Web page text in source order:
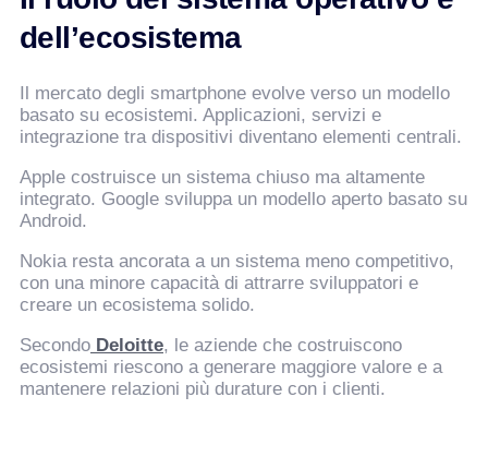
dell’ecosistema
Il mercato degli smartphone evolve verso un modello
basato su ecosistemi. Applicazioni, servizi e
integrazione tra dispositivi diventano elementi centrali.
Apple costruisce un sistema chiuso ma altamente
integrato. Google sviluppa un modello aperto basato su
Android.
Nokia resta ancorata a un sistema meno competitivo,
con una minore capacità di attrarre sviluppatori e
creare un ecosistema solido.
Secondo Deloitte, le aziende che costruiscono
ecosistemi riescono a generare maggiore valore e a
mantenere relazioni più durature con i clienti.